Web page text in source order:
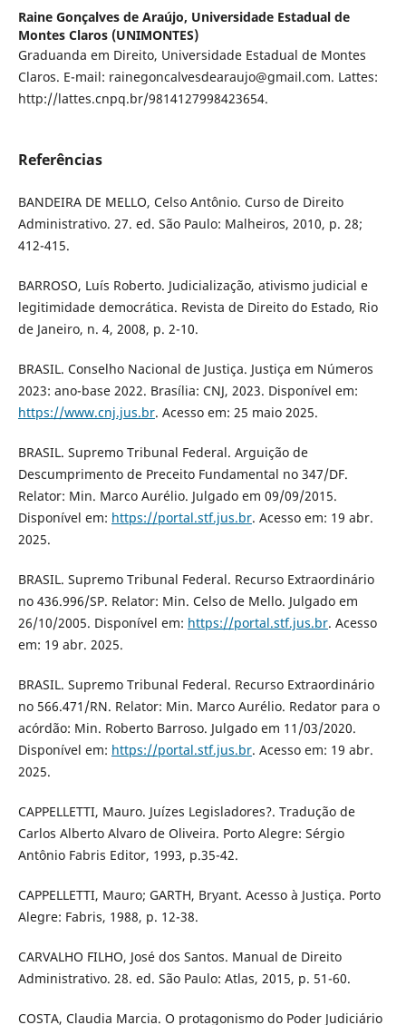
Raine Gonçalves de Araújo, Universidade Estadual de
Montes Claros (UNIMONTES)
Graduanda em Direito, Universidade Estadual de Montes
Claros. E-mail: rainegoncalvesdearaujo@gmail.com. Lattes:
http://lattes.cnpq.br/9814127998423654.
Referências
BANDEIRA DE MELLO, Celso Antônio. Curso de Direito
Administrativo. 27. ed. São Paulo: Malheiros, 2010, p. 28;
412-415.
BARROSO, Luís Roberto. Judicialização, ativismo judicial e
legitimidade democrática. Revista de Direito do Estado, Rio
de Janeiro, n. 4, 2008, p. 2-10.
BRASIL. Conselho Nacional de Justiça. Justiça em Números
2023: ano-base 2022. Brasília: CNJ, 2023. Disponível em:
https://www.cnj.jus.br. Acesso em: 25 maio 2025.
BRASIL. Supremo Tribunal Federal. Arguição de
Descumprimento de Preceito Fundamental no 347/DF.
Relator: Min. Marco Aurélio. Julgado em 09/09/2015.
Disponível em: https://portal.stf.jus.br. Acesso em: 19 abr.
2025.
BRASIL. Supremo Tribunal Federal. Recurso Extraordinário
no 436.996/SP. Relator: Min. Celso de Mello. Julgado em
26/10/2005. Disponível em: https://portal.stf.jus.br. Acesso
em: 19 abr. 2025.
BRASIL. Supremo Tribunal Federal. Recurso Extraordinário
no 566.471/RN. Relator: Min. Marco Aurélio. Redator para o
acórdão: Min. Roberto Barroso. Julgado em 11/03/2020.
Disponível em: https://portal.stf.jus.br. Acesso em: 19 abr.
2025.
CAPPELLETTI, Mauro. Juízes Legisladores?. Tradução de
Carlos Alberto Alvaro de Oliveira. Porto Alegre: Sérgio
Antônio Fabris Editor, 1993, p.35-42.
CAPPELLETTI, Mauro; GARTH, Bryant. Acesso à Justiça. Porto
Alegre: Fabris, 1988, p. 12-38.
CARVALHO FILHO, José dos Santos. Manual de Direito
Administrativo. 28. ed. São Paulo: Atlas, 2015, p. 51-60.
COSTA, Claudia Marcia. O protagonismo do Poder Judiciário